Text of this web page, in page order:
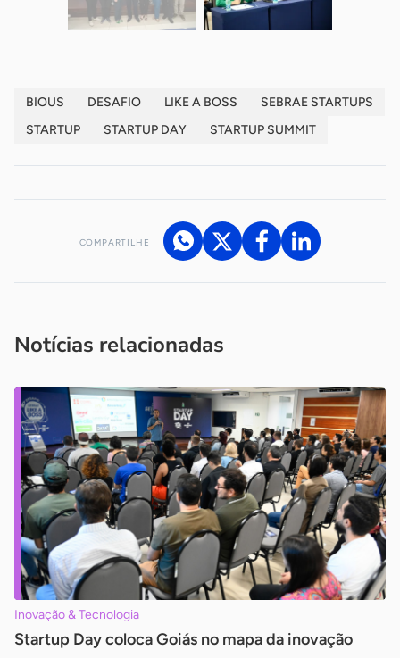
BIOUS DESAFIO LIKE A BOSS
SEBRAE STARTUPS
STARTUP
STARTUP DAY STARTUP SUMMIT
COMPARTILHE
Notícias relacionadas
Inovação & Tecnologia
Startup Day coloca Goiás no mapa da inovação